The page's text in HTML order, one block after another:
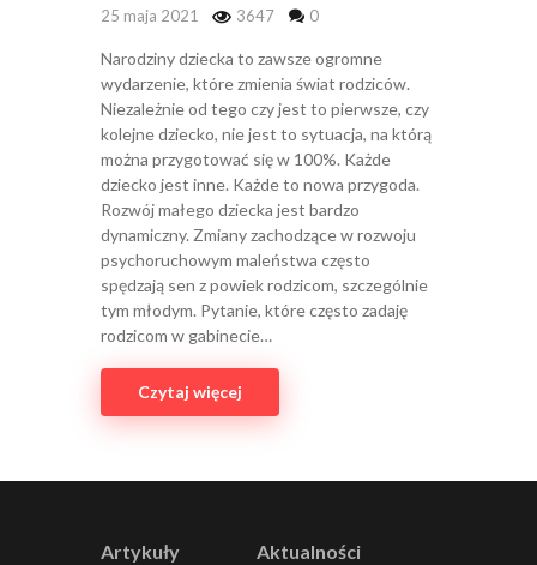
25 maja 2021 3647 0
Narodziny dziecka to zawsze ogromne
wydarzenie, które zmienia świat rodziców.
Niezależnie od tego czy jest to pierwsze, czy
kolejne dziecko, nie jest to sytuacja, na którą
można przygotować się w 100%. Każde
dziecko jest inne. Każde to nowa przygoda.
Rozwój małego dziecka jest bardzo
dynamiczny. Zmiany zachodzące w rozwoju
psychoruchowym maleństwa często
spędzają sen z powiek rodzicom, szczególnie
tym młodym. Pytanie, które często zadaję
rodzicom w gabinecie…
Czytaj więcej
Artykuły
Aktualności